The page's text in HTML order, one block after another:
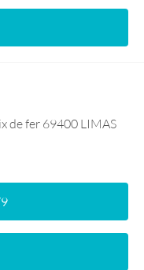
de fer 69400 LIMAS